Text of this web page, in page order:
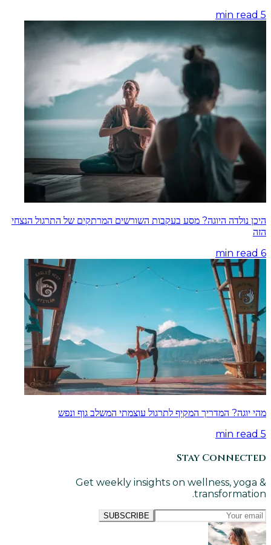
5
היכן נולדה היוגה? מסע בעקבות השורשים המרתקים של התרגול הנצחי
הזה
6
מהי יוגה? המדריך המקיף לתרגול עוצמתי המשלב גוף ונפש
5
Stay Connected
Get weekly insights on wellness, yoga &
transformation.
SUBSCRIBE